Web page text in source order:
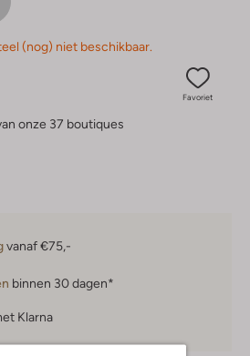
(nog) niet beschikbaar.
Favoriet
onze 37 boutiques
vanaf €75,-
binnen 30 dagen*
Klarna